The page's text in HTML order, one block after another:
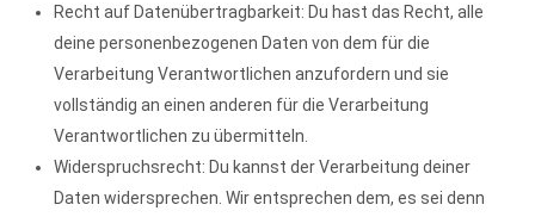
Recht auf Datenübertragbarkeit: Du hast das Recht, alle
deine personenbezogenen Daten von dem für die
Verarbeitung Verantwortlichen anzufordern und sie
vollständig an einen anderen für die Verarbeitung
Verantwortlichen zu übermitteln.
Widerspruchsrecht: Du kannst der Verarbeitung deiner
Daten widersprechen. Wir entsprechen dem, es sei denn